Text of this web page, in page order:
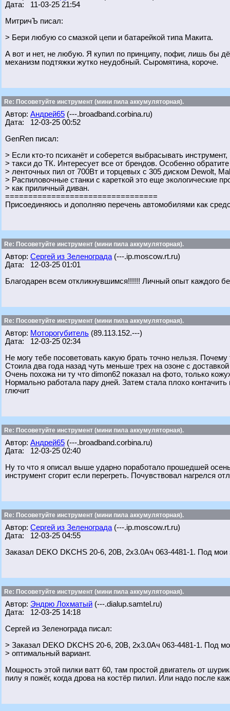
Дата: 11-03-25 21:54
МитричЪ писал:
> Бери любую со смазкой цепи и батарейкой типа Макита.
А вот и нет, не любую. Я купил по принципу, пофиг, лишь бы
механизм подтяжки жутко неудобный. Сыромятина, короче.
Re: Посоветуйте инструмент (мини пила аккумуляторная).
Автор: Андрей65 (---.broadband.corbina.ru)
Дата: 12-03-25 00:52
GenRen писал:
> Если кто-то психанёт и соберется выбрасывать
> такси до ТК. Интересует все от брендов. Особенно
> ленточных пил от 700Вт и торцевых с 305 диском Dewolt,
> Распиловочные станки с кареткой это еще экологические
> как приличный диван.
=================================
Присоединяюсь и дополняю перечень автомобилями как
Re: Посоветуйте инструмент (мини пила аккумуляторная).
Автор: Сергей из Зеленограда (---.ip.moscow.rt.ru)
Дата: 12-03-25 01:01
Благодарен всем откликнувшимся!!!!!! Личный опыт каждого
Re: Посоветуйте инструмент (мини пила аккумуляторная).
Автор: Моторогубитель (89.113.152.---)
Дата: 12-03-25 02:34
Не могу тебе посоветовать какую брать точно нельзя.
Стоила два года назад чуть меньше трех на озоне с
Очень похожа ни ту что dimon62 показал на фото, только
Нормально работала пару дней. Затем стала плохо
глючит
Re: Посоветуйте инструмент (мини пила аккумуляторная).
Автор: Андрей65 (---.broadband.corbina.ru)
Дата: 12-03-25 02:40
Ну то что я описал выше ударно поработало прошедшей
инструмент сгорит если перегреть. Почувствовал нагрелся
Re: Посоветуйте инструмент (мини пила аккумуляторная).
Автор: Сергей из Зеленограда (---.ip.moscow.rt.ru)
Дата: 12-03-25 04:55
Заказал DEKO DKCHS 20-6, 20В, 2x3.0Ач 063-4481-1. Под
Re: Посоветуйте инструмент (мини пила аккумуляторная).
Автор: Эндрю Лохматый (---.dialup.samtel.ru)
Дата: 12-03-25 14:18
Сергей из Зеленограда писал:
> Заказал DEKO DKCHS 20-6, 20В, 2x3.0Ач 063-4481-1. Под
> оптимальный вариант.
Мощность этой пилки ватт 60, там простой двигатель от
пилу я пожёг, когда дрова на костёр пилил. Или надо после